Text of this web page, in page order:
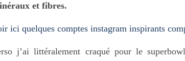
et fibres.
ici quelques comptes instagram inspirants
j’ai littéralement craqué pour le